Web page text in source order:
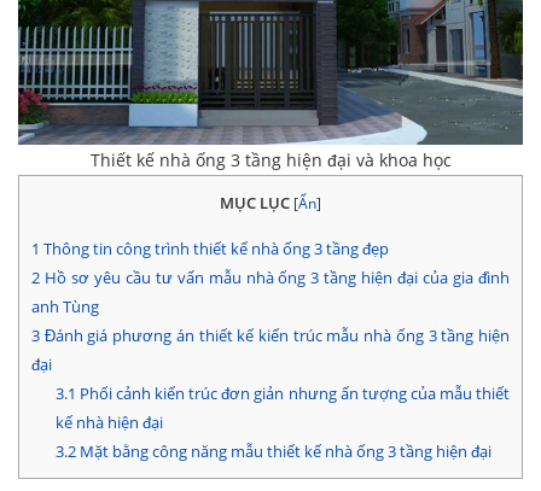
Thiết kế nhà ống 3 tầng hiện đại và khoa học
MỤC LỤC [Ẩn]
1 Thông tin công trình thiết kế nhà ống 3 tầng đẹp
2 Hồ sơ yêu cầu tư vấn mẫu nhà ống 3 tầng hiện đại của gia đình
anh Tùng
3 Đánh giá phương án thiết kế kiến trúc mẫu nhà ống 3 tầng hiện
đại
3.1 Phối cảnh kiến trúc đơn giản nhưng ấn tượng của mẫu thiết
kế nhà hiện đại
3.2Mặt bằng công năng mẫu thiết kế nhà ống 3 tầng hiện đại